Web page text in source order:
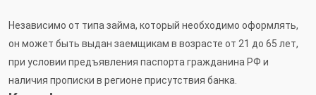
Независимо от типа займа, который необходимо оформлять,
он может быть выдан заемщикам в возрасте от 21 до 65 лет,
при условии предъявления паспорта гражданина РФ и
наличия прописки в регионе присутствия банка.